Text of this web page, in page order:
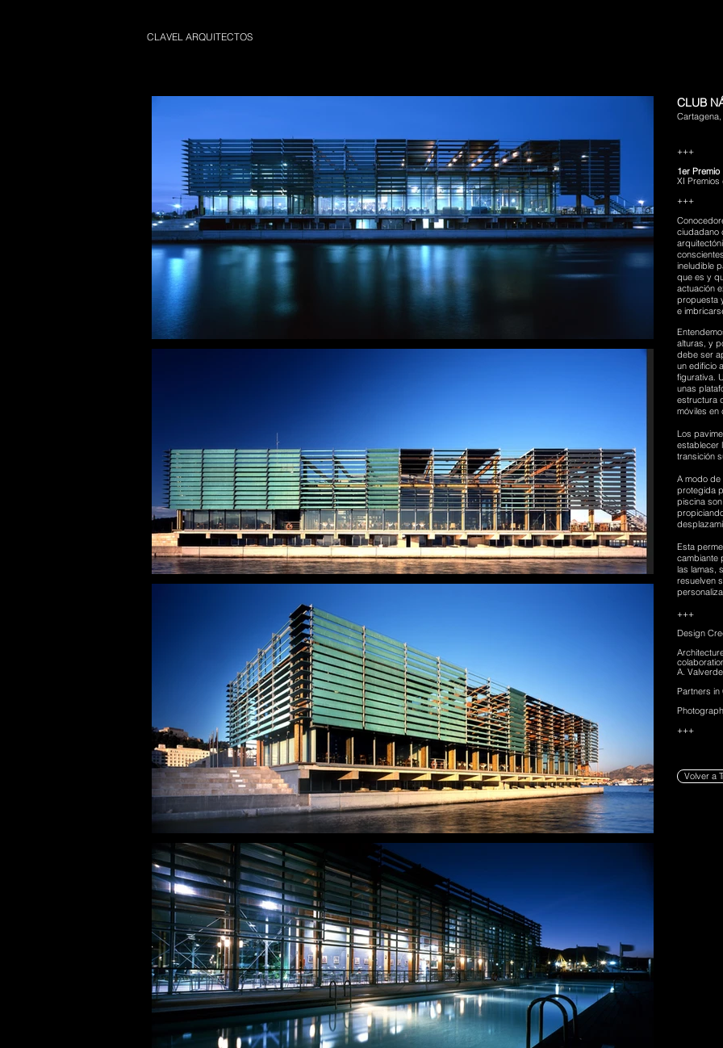
CLAVEL ARQUITECTOS
CLUB
Cartagena,
+++
1er Premio
XI Premios
+++
ciudadano
ineludible
que es y
actuación
propuesta
e
alturas, y
debe ser
un edificio
figurativa.
unas
estructura
móviles en
Los
establecer
transición
A modo de
protegida
piscina
Esta
cambiante
las lamas,
resuelven
+++
Design
A. Valverde
Partners in
+++
Volver a